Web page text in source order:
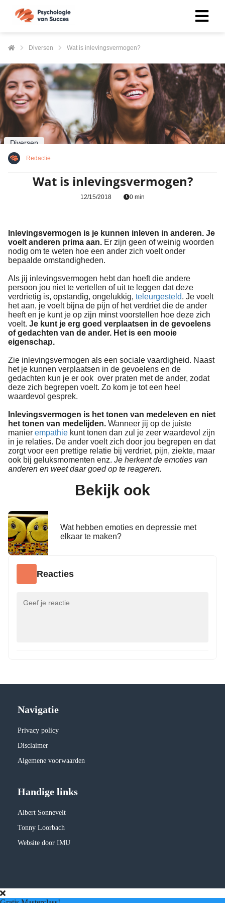
Diversen Wat is inlevingsvermogen?
Diversen
Redactie
Wat is inlevingsvermogen?
12/15/2018 0 min
Inlevingsvermogen is je kunnen inleven in anderen. Je
voelt anderen prima aan. Er zijn geen of weinig woorden
nodig om te weten hoe een ander zich voelt onder
bepaalde omstandigheden.
Als jij inlevingsvermogen hebt dan hoeft die andere
persoon jou niet te vertellen of uit te leggen dat deze
verdrietig is, opstandig, ongelukkig, teleurgesteld. Je voelt
het aan, je voelt bijna de pijn of het verdriet die de ander
heeft en je kunt je op zijn minst voorstellen hoe deze zich
voelt. Je kunt je erg goed verplaatsen in de gevoelens
of gedachten van de ander. Het is een mooie
eigenschap.
Zie inlevingsvermogen als een sociale vaardigheid. Naast
het je kunnen verplaatsen in de gevoelens en de
gedachten kun je er ook over praten met de ander, zodat
deze zich begrepen voelt. Zo kom je tot een heel
waardevol gesprek.
Inlevingsvermogen is het tonen van medeleven en niet
het tonen van medelijden. Wanneer jij op de juiste
manier empathie kunt tonen dan zul je zeer waardevol zijn
in je relaties. De ander voelt zich door jou begrepen en dat
zorgt voor een prettige relatie bij verdriet, pijn, ziekte, maar
ook bij geluksmomenten enz. Je herkent de emoties van
anderen en weet daar goed op te reageren.
Bekijk ook
Wat hebben emoties en depressie met
elkaar te maken?
Reacties
Navigatie
Privacy policy
Disclaimer
Algemene voorwaarden
Handige links
Albert Sonnevelt
Tonny Loorbach
Website door IMU